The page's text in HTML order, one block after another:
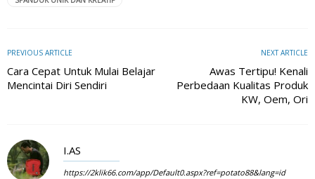
PREVIOUS ARTICLE
Cara Cepat Untuk Mulai Belajar
Mencintai Diri Sendiri
NEXT ARTICLE
Awas Tertipu! Kenali
Perbedaan Kualitas Produk
KW, Oem, Ori
I.AS
https://2klik66.com/app/Default0.aspx?ref=potato88&lang=id